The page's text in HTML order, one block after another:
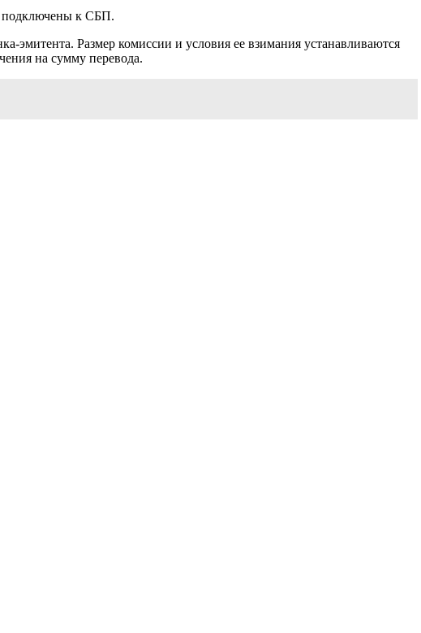
подключены к СБП.
эмитента. Размер комиссии и условия ее взимания устанавливаются
на сумму перевода.